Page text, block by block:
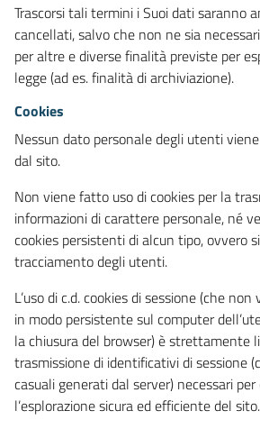
Trascorsi tali termini i Suoi dati saranno
cancellati, salvo che non ne sia
per altre e diverse finalità previste per
legge (ad es. finalità di archiviazione).
Cookies
Nessun dato personale degli utenti
dal sito.
Non viene fatto uso di cookies per la
informazioni di carattere personale, né
cookies persistenti di alcun tipo, ovvero
tracciamento degli utenti.
L’uso di c.d. cookies di sessione (che
in modo persistente sul computer
la chiusura del browser) è strettamente
trasmissione di identificativi di sessione
casuali generati dal server) necessari
l’esplorazione sicura ed efficiente del sito.